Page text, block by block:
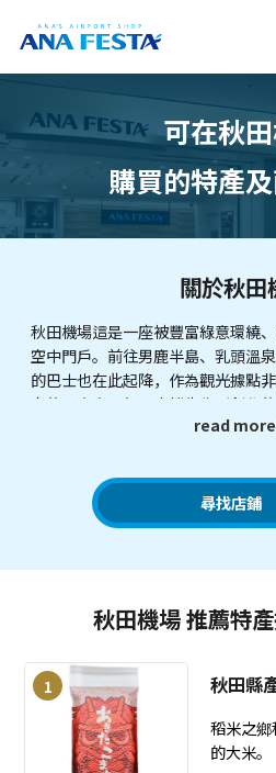
可在秋
購買的特產
關於秋田
秋田機場這是一座被豐富綠意環繞
空中門戶。前往男鹿半島、乳頭溫
的巴士也在此起降，作為觀光據點
身的漫畫家・矢口高雄先生所創作
雕，令來訪者無不感到震撼。觀景
場。
read more
尋找店鋪
秋田機場 推薦特
1 秋田縣
稻米之
的大米。